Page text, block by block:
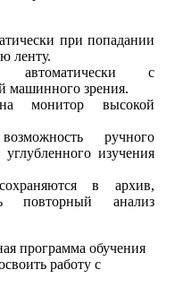
при попадании
ленту.
автоматически с
машинного зрения.
монитор высокой
ручного
изучения
в архив,
повторный анализ
программа обучения
работу с